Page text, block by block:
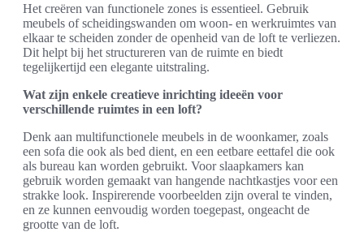
Het creëren van functionele zones is essentieel. Gebruik
meubels of scheidingswanden om woon- en werkruimtes van
elkaar te scheiden zonder de openheid van de loft te verliezen.
Dit helpt bij het structureren van de ruimte en biedt
tegelijkertijd een elegante uitstraling.
Wat zijn enkele creatieve inrichting ideeën voor
verschillende ruimtes in een loft?
Denk aan multifunctionele meubels in de woonkamer, zoals
een sofa die ook als bed dient, en een eetbare eettafel die ook
als bureau kan worden gebruikt. Voor slaapkamers kan
gebruik worden gemaakt van hangende nachtkastjes voor een
strakke look. Inspirerende voorbeelden zijn overal te vinden,
en ze kunnen eenvoudig worden toegepast, ongeacht de
grootte van de loft.